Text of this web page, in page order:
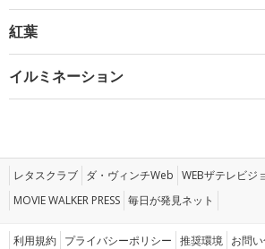
紅葉
イルミネーション
レタスクラブ ダ・ヴィンチWeb WEBザテレビジ
MOVIE WALKER PRESS 毎日が発見ネット
利用規約 プライバシーポリシー 推奨環境 お問